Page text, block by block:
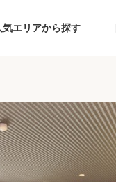
気エリアから探す
ら探す